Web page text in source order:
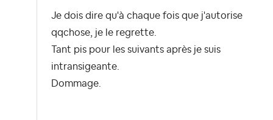
Je dois dire qu'à chaque fois que j'autorise
qqchose, je le regrette.
Tant pis pour les suivants après je suis
intransigeante.
Dommage.